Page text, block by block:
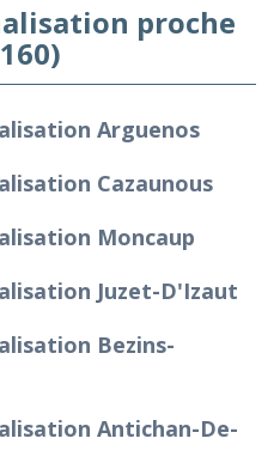
proche
Arguenos
Cazaunous
Moncaup
Juzet-D'Izaut
Bezins-
Antichan-De-